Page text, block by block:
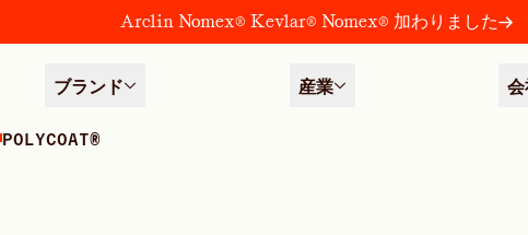
Arclin Nomex® Kevlar® Nomex® 加わりました
ブランド 産業
POLYCOAT®